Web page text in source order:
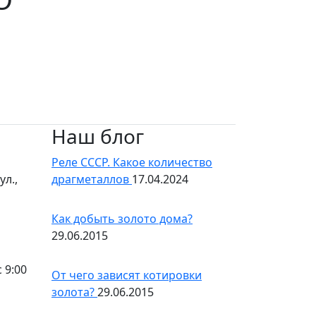
9:00
Наш блог
Реле СССР. Какое количество
драгметаллов 17.04.2024
Как добыть золото дома?
29.06.2015
От чего зависят котировки
золота?29.06.2015